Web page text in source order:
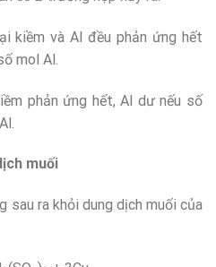
kiềm và Al đều phản ứng hết
mol Al.
phản ứng hết, Al dư nếu số
muối
ra khỏi dung dịch muối của